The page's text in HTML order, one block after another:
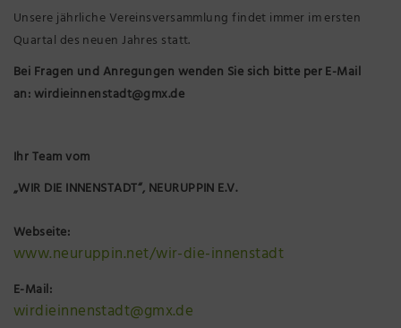
Unsere jährliche Vereinsversammlung findet immer im ersten
Quartal des neuen Jahres statt.
Bei Fragen und Anregungen wenden Sie sich bitte per E-Mail
an:wirdieinnenstadt@gmx.de
Ihr Team vom
„WIR DIE INNENSTADT“, NEURUPPIN E.V.
Webseite:
www.neuruppin.net/wir-die-innenstadt
E-Mail:
wirdieinnenstadt@gmx.de